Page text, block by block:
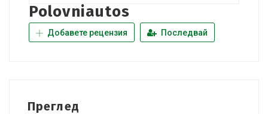
Polovniautos
Добавете рецензия Последвай
Преглед